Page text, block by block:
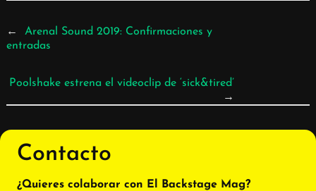
←
Arenal Sound 2019: Confirmaciones y
entradas
Poolshake estrena el videoclip de ‘sick&tired’
→
Contacto
¿Quieres colaborar con El Backstage Mag?